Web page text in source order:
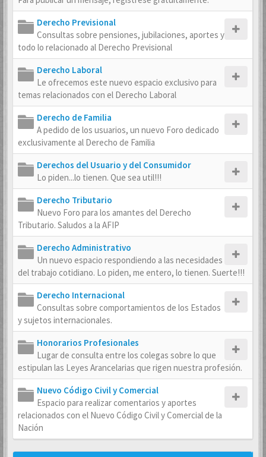
Derecho Previsional
Consultas sobre pensiones, jubilaciones, aportes y
todo lo relacionado al Derecho Previsional
Derecho Laboral
Le ofrecemos este nuevo espacio exclusivo para
temas relacionados con el Derecho Laboral
Derecho de Familia
A pedido de los usuarios, un nuevo Foro dedicado
exclusivamente al Derecho de Familia
Derechos del Usuario y del Consumidor
Lo piden...lo tienen. Que sea util!!!
Derecho Tributario
Nuevo Foro para los amantes del Derecho
Tributario. Saludos a la AFIP
Derecho Administrativo
Un nuevo espacio respondiendo a las necesidades
del trabajo cotidiano. Lo piden, me entero, lo tienen. Suerte!!!
Derecho Internacional
Consultas sobre comportamientos de los Estados
y sujetos internacionales.
Honorarios Profesionales
Lugar de consulta entre los colegas sobre lo que
estipulan las Leyes Arancelarias que rigen nuestra profesión.
Nuevo Código Civil y Comercial
Espacio para realizar comentarios y aportes
relacionados con el Nuevo Código Civil y Comercial de la
Nación